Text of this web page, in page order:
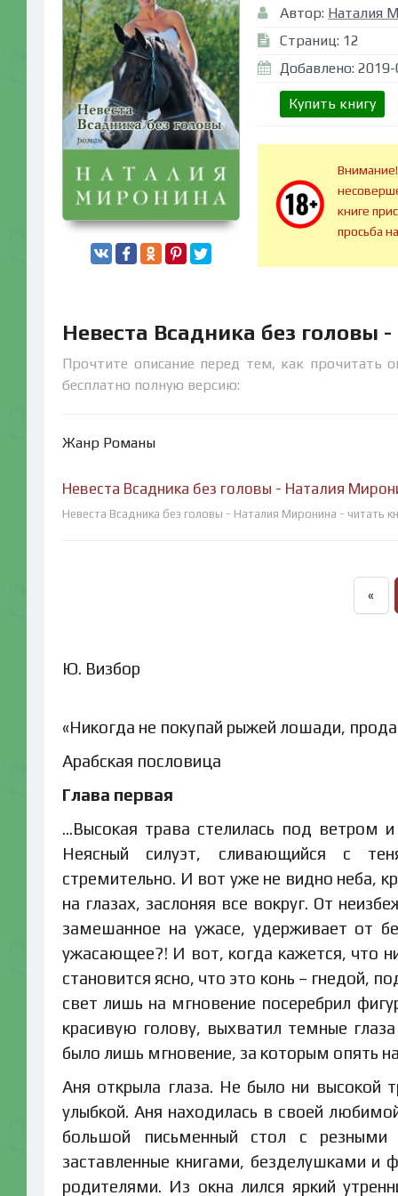
Автор: Наталия
Страниц: 12
Добавлено:
Купить книгу
книге
просьба
Невеста Всадника без
Прочтите описание перед тем, как прочитать
бесплатно полную версию:
Жанр Романы
Невеста Всадника без головы - Наталия
Невеста Всадника без головы - Наталия Миронина - читать
«
Ю. Визбор
«Никогда не покупай рыжей лошади,
Арабская пословица
Глава первая
…Высокая трава стелилась под ветром
Неясный силуэт, сливающийся с
стремительно. И вот уже не видно неба,
на глазах, заслоняя все вокруг. От
замешанное на ужасе, удерживает от
ужасающее?! И вот, когда кажется, что
становится ясно, что это конь – гнедой,
свет лишь на мгновение посеребрил
красивую голову, выхватил темные
было лишь мгновение, за которым опять
Аня открыла глаза. Не было ни высокой
улыбкой. Аня находилась в своей
большой письменный стол с
заставленные книгами, безделушками и
родителями. Из окна лился яркий